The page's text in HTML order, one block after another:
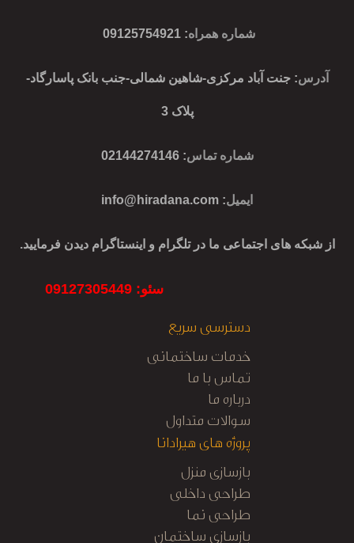
شماره همراه:
09125754921
آدرس: جنت آباد مرکزی-شاهین شمالی-جنب بانک پاسارگاد-
پلاک 3
شماره تماس: 02144274146
ایمیل:
info@hiradana.com
از شبکه های اجتماعی ما در تلگرام و اینستاگرام دیدن فرمایید.
سئو: 09127305449
دسترسی سریع
خدمات ساختمانی
تماس با ما
درباره ما
سوالات متداول
پروژه های هیرادانا
بازسازی منزل
طراحی داخلی
طراحی نما
بازسازی ساختمان